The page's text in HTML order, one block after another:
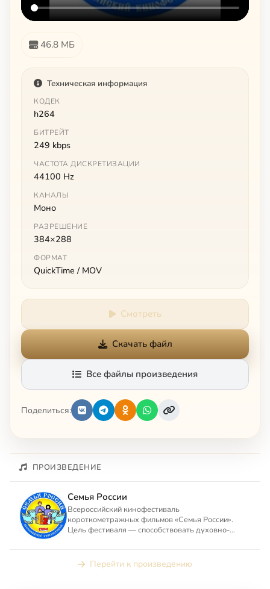
46.8 МБ
Техническая информация
КОДЕК
h264
БИТРЕЙТ
249 kbps
ЧАСТОТА ДИСКРЕТИЗАЦИИ
44100 Hz
КАНАЛЫ
Моно
РАЗРЕШЕНИЕ
384×288
ФОРМАТ
QuickTime / MOV
Смотреть
Скачать файл
Все файлы произведения
Поделиться:
ПРОИЗВЕДЕНИЕ
Семья России
Всероссийский кинофестиваль
короткометражных фильмов «Семья России».
Цель фестиваля — способствовать духовно-
Перейти к произведению